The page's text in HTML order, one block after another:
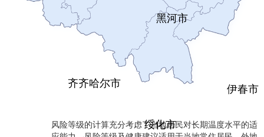
黑河市
齐齐哈尔市
绥化市
伊春市
风险等级的计算充分考虑了当地居民对长期温度水平的适